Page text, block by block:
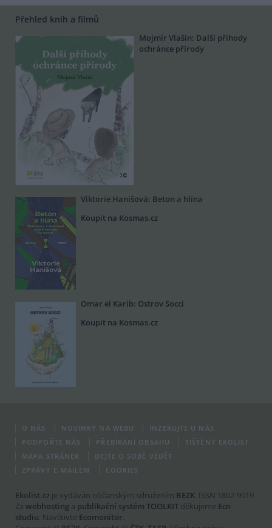
Přehled knih a filmů
Mojmír Vlašín: Další příhody
ochránce přírody
Viktorie Hanišová: Beton a hlína
Koupit na Kosmas.cz
Omar el Karib: Ostrov Socci
Koupit na Kosmas.cz
O NÁS NOVINKY NA WEBU
INZERUJTE U NÁS
PODPOŘTE NÁS
PŘEBÍRÁNÍ OBSAHU
TIŠTĚNÝ EKOLIST
MAPA STRÁNEK
DEJTE O SOBĚ VĚDĚT
ZPRÁVY E-MAILEM
COOKIES
Ekolist.cz je vydáván občanským sdružením BEZK. ISSN 1802-9019.
Za webhosting a publikační systém TOOLKIT děkujeme Ecn
studiu. Navštivte Ecomonitor.